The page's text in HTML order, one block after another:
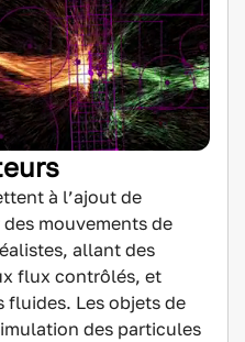
à l’ajout de
mouvements de
allant des
flux contrôlés, et
fluides. Les objets de
des particules